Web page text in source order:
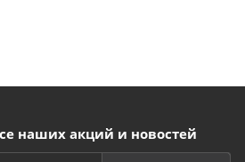
наших акций и новостей